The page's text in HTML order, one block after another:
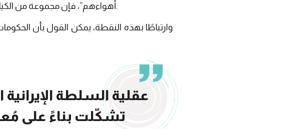
أهواءهم”، فإن مجموعة من الكيانات السياسية جعلت من الدين ملاذًا لمحاولة شرعنة قرارات سياسية خالصة.
وارتباطًا بهذه النقطة، يمكن القول بأن
عقلية السلطة الإيرانية
تشكّلت بناءً على